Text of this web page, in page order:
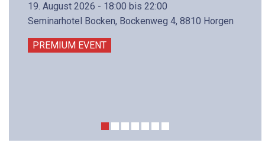
19. August 2026 - 18:00 bis 22:00
Seminarhotel Bocken, Bockenweg 4, 8810 Horgen
PREMIUM EVENT